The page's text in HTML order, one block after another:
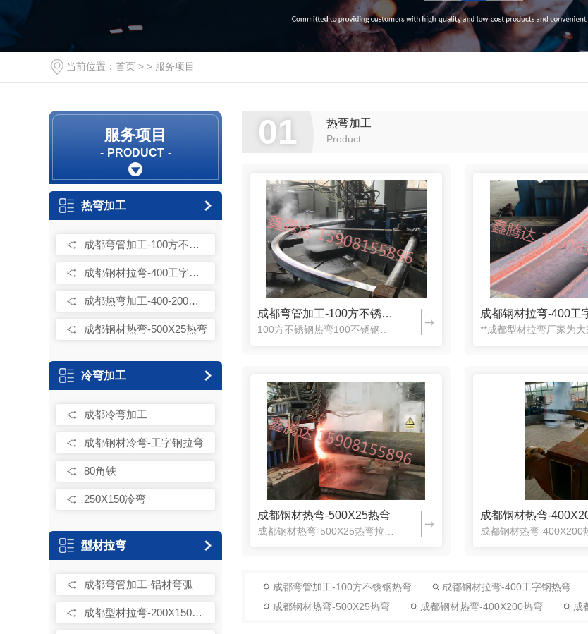
成都热弯加工-400-200双曲热弯加工
成都钢材热弯-500X25热弯
成都钢材热弯-400X200热弯
成都热弯加工-300X150热弯
成都热弯加工-273X25热弯
150方热弯加工
245H钢热弯加工中
成都冷弯加工
成都钢材冷弯-工字钢拉弯 成
当前位置： 首页 > > 服务项目
服务项目
PRODUCT
热弯加工
成都弯管加工-100方不锈钢热弯
成都钢材拉弯-400工字钢热弯
成都热弯加工-400-200双曲热弯加工
成都钢材热弯-500X25热弯
冷弯加工
成都冷弯加工
成都钢材冷弯-工字钢拉弯
80角铁
250X150冷弯
型材拉弯
成都弯管加工-铝材弯弧
成都型材拉弯-200X150方铝材
01 热弯加工
Product
成都弯管加工-100方不锈钢热弯
100方不锈钢热弯100不锈钢热弯成品成都弯管加工时的标准和法规：1. 弯管必须按有关标准和法规加工(弯管要横平竖直，跨度和间距要符合规范要求)。无论弯管加工到何种高度都不允许出现不稳定状况。2. 加...
成都钢材热弯-500X25热弯 成都钢材热弯-
成都钢材热弯-400X200
成都弯管加工-100方不锈钢热弯 成都钢材拉弯-400工字钢热弯
成都钢材热弯-500X25热弯
成都钢材热弯-400X200热弯 成